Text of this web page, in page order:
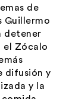
de
Guillermo
detener
el Zócalo
difusión y
y la